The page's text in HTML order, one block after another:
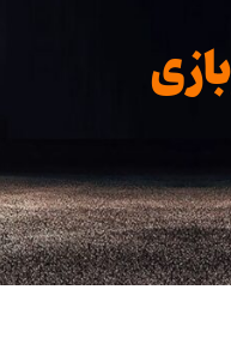
تمرین دور بمانند و
استفاده است.